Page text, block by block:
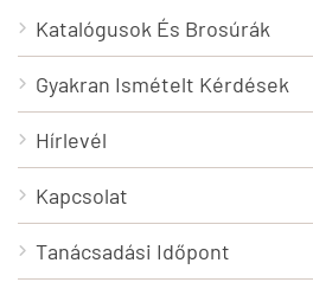
Katalógusok És Brosúrák
Gyakran Ismételt Kérdések
Hírlevél
Kapcsolat
Tanácsadási Időpont